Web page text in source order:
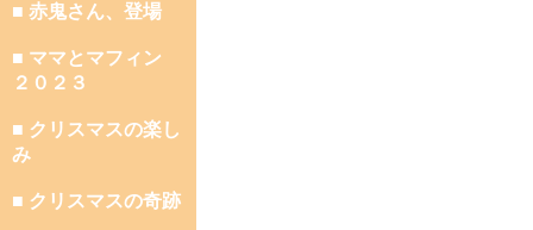
■ 赤鬼さん、登場
■ ママとマフィン
２０２３
■ クリスマスの楽し
み
■ クリスマスの奇跡